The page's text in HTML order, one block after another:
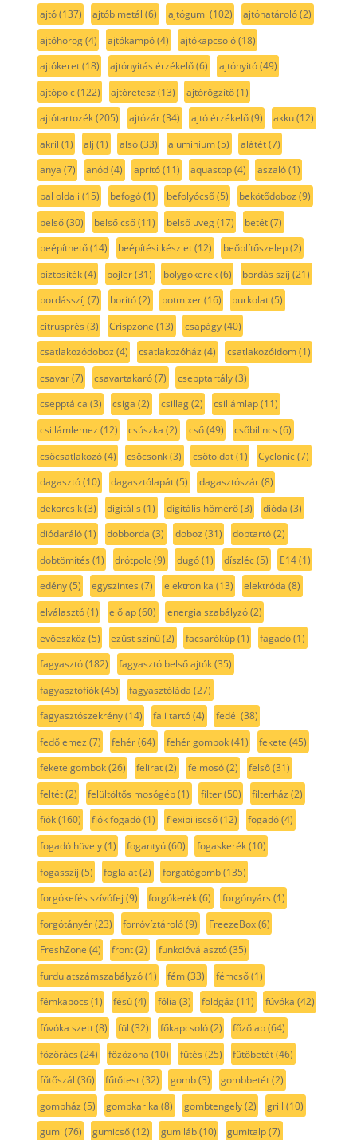
ajtó(137) ajtóbimetál (6) ajtógumi (102) ajtóhatároló(2)
ajtóhorog(4) ajtókampó(4) ajtókapcsoló(18)
ajtókeret(18) ajtónyitás érzékelő(6) ajtónyitó(49)
ajtópolc(122) ajtóretesz (13) ajtórögzítő(1)
ajtótartozék(205) ajtózár(34) ajtó érzékelő(9) akku(12)
akril (1) alj (1) alsó(33) aluminium(5) alátét(7)
anya (7) anód(4) aprító(11) aquastop(4) aszaló(1)
bal oldali (15) befogó(1) befolyócső(5) bekötődoboz (9)
belső(30) belső cső(11) belső üveg(17) betét(7)
beépíthető(14) beépítési készlet(12) beőblítőszelep(2)
biztosíték(4) bojler(31) bolygókerék(6) bordás szíj (21)
bordásszíj (7) borító(2) botmixer(16) burkolat(5)
citrusprés (3) Crispzone (13) csapágy(40)
csatlakozódoboz (4) csatlakozóház (4) csatlakozóidom(1)
csavar(7) csavartakaró(7) csepptartály(3)
csepptálca (3) csiga (2) csillag(2) csillámlap(11)
csillámlemez (12) csúszka (2) cső(49) csőbilincs (6)
csőcsatlakozó(4) csőcsonk(3) csőtoldat(1) Cyclonic(7)
dagasztó(10) dagasztólapát(5) dagasztószár(8)
dekorcsík(3) digitális (1) digitális hőmérő(3) dióda (3)
diódaráló(1) dobborda (3) doboz (31) dobtartó(2)
dobtömítés (1) drótpolc(9) dugó(1) díszléc(5) E14(1)
edény(5) egyszintes (7) elektronika (13) elektróda (8)
elválasztó(1) előlap(60) energia szabályzó(2)
evőeszköz (5) ezüst színű(2) facsarókúp(1) fagadó(1)
fagyasztó(182) fagyasztó belső ajtók(35)
fagyasztófiók(45) fagyasztóláda (27)
fagyasztószekrény(14) fali tartó(4) fedél (38)
fedőlemez (7) fehér(64) fehér gombok(41) fekete (45)
fekete gombok(26) felirat(2) felmosó(2) felső(31)
feltét(2) felültöltős mosógép(1) filter(50) filterház (2)
fiók(160) fiók fogadó(1) flexibiliscső(12) fogadó(4)
fogadó hüvely(1) fogantyú(60) fogaskerék(10)
fogasszíj (5) foglalat(2) forgatógomb(135)
forgókefés szívófej (9) forgókerék(6) forgónyárs (1)
forgótányér(23) forróvíztároló(9) FreezeBox(6)
FreshZone (4) front(2) funkcióválasztó(35)
furdulatszámszabályzó(1) fém(33) fémcső(1)
fémkapocs (1) fésű(4) fólia (3) földgáz (11) fúvóka (42)
fúvóka szett(8) fül (32) főkapcsoló(2) főzőlap(64)
főzőrács (24) főzőzóna (10) fűtés (25) fűtőbetét(46)
fűtőszál (36) fűtőtest(32) gomb(3) gombbetét(2)
gombház (5) gombkarika (8) gombtengely(2) grill (10)
gumi (76) gumicső(12) gumiláb(10) gumitalp(7)